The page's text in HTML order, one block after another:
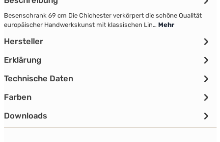
Besenschrank 69 cm Die Chichester verkörpert die schöne Qualität
europäischer Handwerkskunst mit klassischen Lin… Mehr
Hersteller
Erklärung
Technische Daten
Farben
Downloads